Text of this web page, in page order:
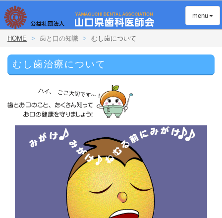
menu menu
HOME 歯と口の知識 むし歯について
むし歯治療について